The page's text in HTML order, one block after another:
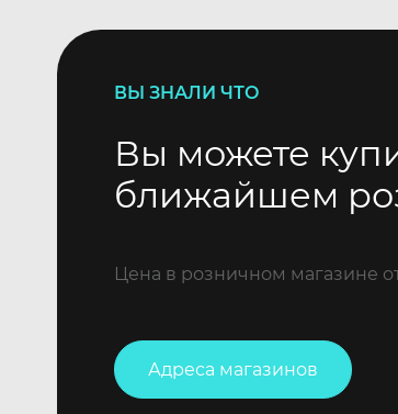
ВЫ ЗНАЛИ ЧТО
Вы можете
ближайшем
Цена в розничном магазине
Адреса магазинов